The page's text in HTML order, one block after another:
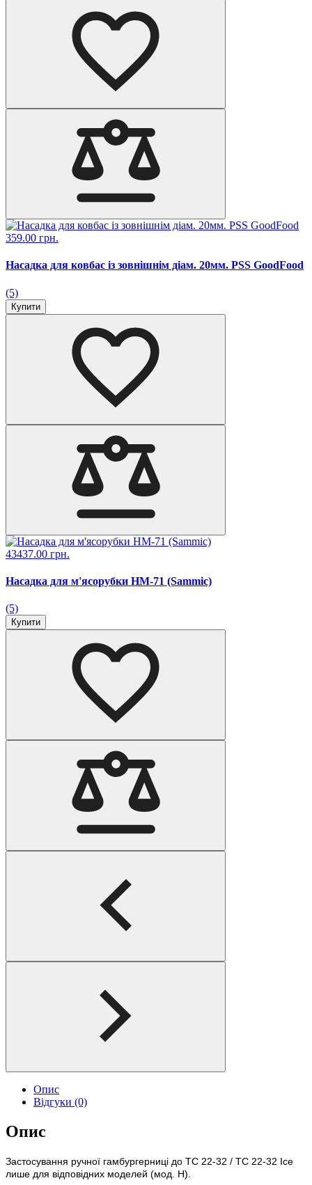
359.00 грн.
Насадка для ковбас із зовнішнім діам. 20мм. PSS GoodFood
(5)
Купити
43437.00 грн.
Насадка для м'ясорубки HM-71 (Sammic)
(5)
Купити
Опис
Відгуки (0)
Опис
Застосування ручної гамбургерниці до TC 22-32 / TC 22-32 Ice
лише для відповідних моделей (мод. H).